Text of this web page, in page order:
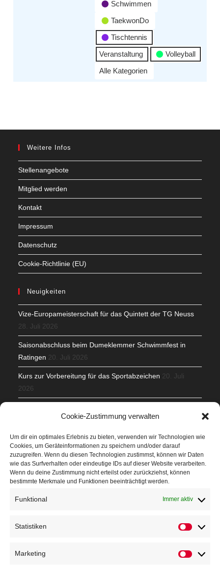
Cookie-Zustimmung verwalten
Um dir ein optimales Erlebnis zu bieten, verwenden wir Technologien wie
Cookies, um Geräteinformationen zu speichern und/oder darauf
zuzugreifen. Wenn du diesen Technologien zustimmst, können wir Daten
wie das Surfverhalten oder eindeutige IDs auf dieser Website verarbeiten.
Wenn du deine Zustimmung nicht erteilst oder zurückziehst, können
bestimmte Merkmale und Funktionen beeinträchtigt werden.
Funktional Immer aktiv
Statistiken
Marketing
Schwimmen
TaekwonDo
Tischtennis
Veranstaltung
Volleyball
Alle Kategorien
Weitere Infos
Stellenangebote
Mitglied werden
Kontakt
Impressum
Datenschutz
Cookie-Richtlinie (EU)
Neuigkeiten
Vize-Europameisterschaft für das Quintett der TG Neuss
28. Juli 2026
Saisonabschluss beim Dumeklemmer Schwimmfest in
Ratingen 20. Juli 2026
Kurs zur Vorbereitung für das Sportabzeichen 20. Juli
2026
Veranstaltungen
Höffner Run
Kindersportfest